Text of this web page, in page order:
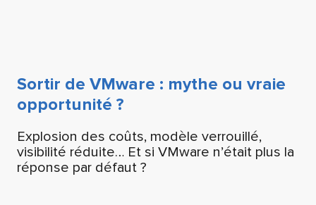
Sortir de VMware : mythe ou vraie
opportunité ?
Explosion des coûts, modèle verrouillé,
visibilité réduite… Et si VMware n’était plus la
réponse par défaut ?